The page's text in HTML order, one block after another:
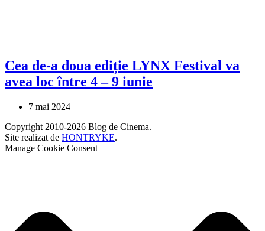
Cea de-a doua ediție LYNX Festival va
avea loc între 4 – 9 iunie
7 mai 2024
Copyright 2010-2026 Blog de Cinema.
Site realizat de HONTRYKE.
Manage Cookie Consent